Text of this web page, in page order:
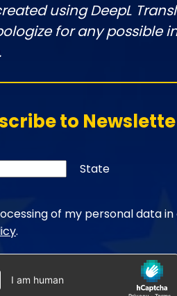
using DeepL
for any possible
to
State
of my personal data
.